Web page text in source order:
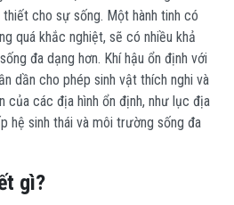
cho sự sống. Một hành tinh có
quá khắc nghiệt, sẽ có nhiều khả
đa dạng hơn. Khí hậu ổn định với
dần cho phép sinh vật thích nghi và
của các địa hình ổn định, như lục địa
hệ sinh thái và môi trường sống đa
gì?